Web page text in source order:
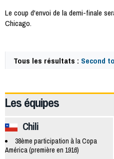
Le coup d'envoi de la demi-finale
Chicago.
Tous les résultats : Second
Les équipes
Chili
38ème participation à la Copa
América (première en 1916)